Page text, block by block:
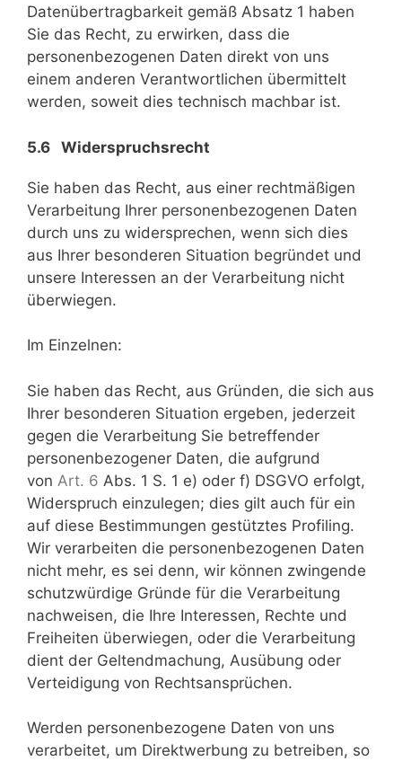
Datenübertragbarkeit gemäß Absatz 1 haben
Sie das Recht, zu erwirken, dass die
personenbezogenen Daten direkt von uns
einem anderen Verantwortlichen übermittelt
werden, soweit dies technisch machbar ist.
5.6 Widerspruchsrecht
Sie haben das Recht, aus einer rechtmäßigen
Verarbeitung Ihrer personenbezogenen Daten
durch uns zu widersprechen, wenn sich dies
aus Ihrer besonderen Situation begründet und
unsere Interessen an der Verarbeitung nicht
überwiegen.
Im Einzelnen:
Sie haben das Recht, aus Gründen, die sich aus
Ihrer besonderen Situation ergeben, jederzeit
gegen die Verarbeitung Sie betreffender
personenbezogener Daten, die aufgrund
von Art. 6 Abs. 1 S. 1 e) oder f) DSGVO erfolgt,
Widerspruch einzulegen; dies gilt auch für ein
auf diese Bestimmungen gestütztes Profiling.
Wir verarbeiten die personenbezogenen Daten
nicht mehr, es sei denn, wir können zwingende
schutzwürdige Gründe für die Verarbeitung
nachweisen, die Ihre Interessen, Rechte und
Freiheiten überwiegen, oder die Verarbeitung
dient der Geltendmachung, Ausübung oder
Verteidigung von Rechtsansprüchen.
Werden personenbezogene Daten von uns
verarbeitet, um Direktwerbung zu betreiben, so